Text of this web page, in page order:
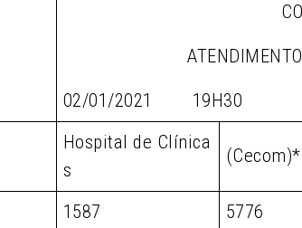
02/01/2021 19H30
Hospital de Clínica
s
(Cecom)*
1587 5776